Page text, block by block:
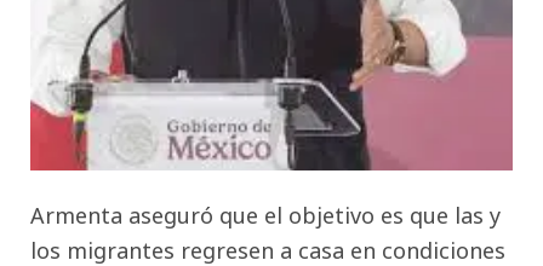
Armenta aseguró que el objetivo es que las y
los migrantes regresen a casa en condiciones